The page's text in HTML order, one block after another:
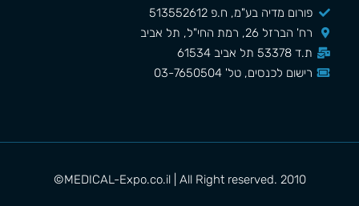
פורום מדיה בע"מ, ח.פ 513552612
רח' הברזל 26, רמת החי"ל, תל אביב
ת.ד 53378 תל אביב 61534
רישום לכנסים, טל' 03-7650504
MEDICAL-Expo.co.il | All Right reserved. 2010©